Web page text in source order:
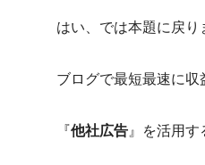
はい、では本題に戻り
ブログで最短最速に
『他社広告 』を活用す